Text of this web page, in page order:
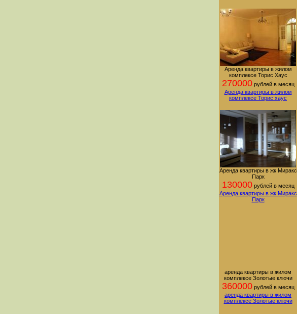
Аренда квартиры в жилом
комплексе Торис Хаус
270000рублей в месяц
Аренда квартиры в жилом
комплексе Торис хаус
Аренда квартиры в жк Миракс
Парк
130000рублей в месяц
Аренда квартиры в жк Миракс
Парк
аренда квартиры в жилом
комплексе Золотые ключи
360000рублей в месяц
аренда квартиры в жилом
комплексе Золотые ключи